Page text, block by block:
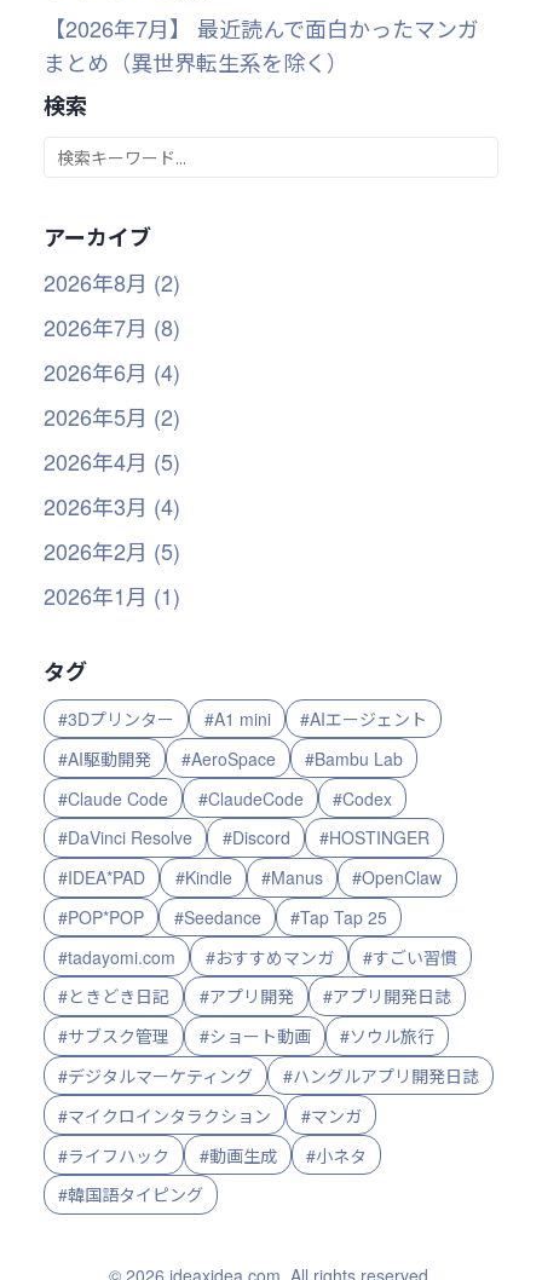
【2026年7月】 最近読んで面白かったマンガ
まとめ（異世界転生系を除く）
検索
アーカイブ
2026年8月 (2)
2026年7月 (8)
2026年6月 (4)
2026年5月 (2)
2026年4月 (5)
2026年3月 (4)
2026年2月 (5)
2026年1月 (1)
タグ
#3Dプリンター #A1 mini
#AIエージェント
#AI駆動開発
#AeroSpace
#Bambu Lab
#Claude Code
#ClaudeCode
#Codex
#DaVinci Resolve
#Discord
#HOSTINGER
#IDEA*PAD
#Kindle #Manus
#OpenClaw
#POP*POP
#Seedance
#Tap Tap 25
#tadayomi.com
#おすすめマンガ
#すごい習慣
#ときどき日記
#アプリ開発
#アプリ開発日誌
#サブスク管理
#ショート動画
#ソウル旅行
#デジタルマーケティング
#ハングルアプリ開発日誌
#マイクロインタラクション
#マンガ
#ライフハック
#動画生成
#小ネタ
#韓国語タイピング
© 2026 ideaxidea.com. All rights reserved.